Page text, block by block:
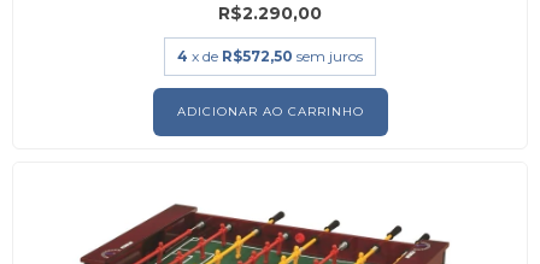
R$2.290,00
4 x de R$572,50 sem juros